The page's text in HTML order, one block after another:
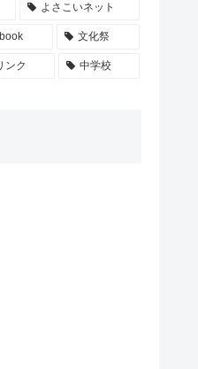
よさこいネット
文化祭
ンク 中学校